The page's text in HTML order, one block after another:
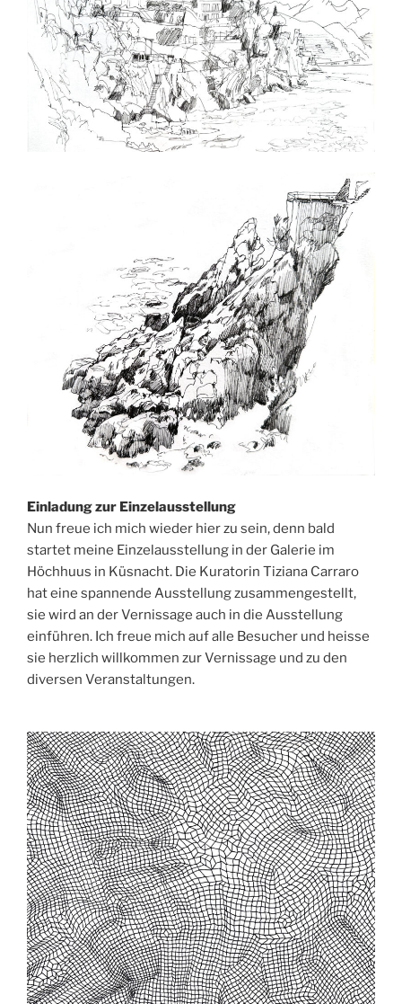
Einladung zur Einzelausstellung
Nun freue ich mich wieder hier zu sein, denn bald
startet meine Einzelausstellung in der Galerie im
Höchhuus in Küsnacht. Die Kuratorin Tiziana Carraro
hat eine spannende Ausstellung zusammengestellt,
sie wird an der Vernissage auch in die Ausstellung
einführen. Ich freue mich auf alle Besucher und heisse
sie herzlich willkommen zur Vernissage und zu den
diversen Veranstaltungen.